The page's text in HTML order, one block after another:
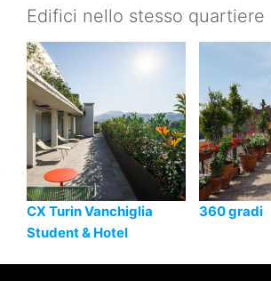
Edifici nello stesso quartiere
CX Turin Vanchiglia
Student & Hotel
360 gradi